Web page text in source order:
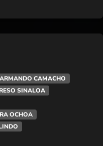
ARMANDO CAMACHO
SINALOA
OCHOA